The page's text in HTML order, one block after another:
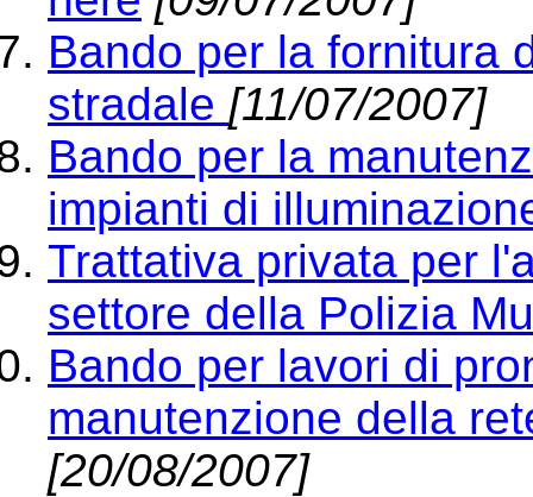
Bando per la fornitura
stradale [11/07/2007]
Bando per la
impianti di
Trattativa privata per
settore della Polizia
Bando per lavori di
manutenzione della
[20/08/2007]